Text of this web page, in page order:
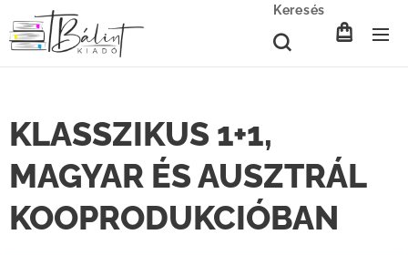
Keresés
KLASSZIKUS 1+1,
MAGYAR ÉS AUSZTRÁL
KOOPRODUKCIÓBAN